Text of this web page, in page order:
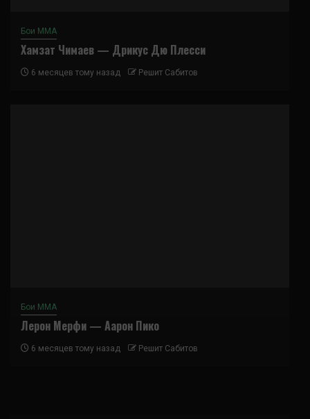
Бои ММА
Хамзат Чимаев — Дрикус Дю Плесси
6 месяцев тому назад Решит Сабитов
Бои ММА
Лерон Мерфи — Аарон Пико
6 месяцев тому назад Решит Сабитов